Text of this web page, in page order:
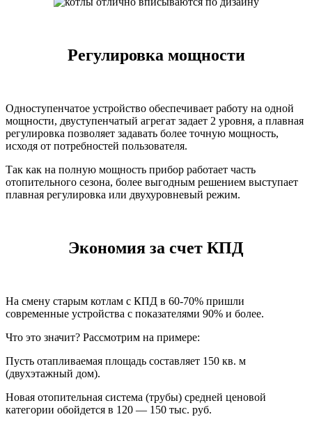
Регулировка мощности
Одноступенчатое устройство обеспечивает работу на одной
мощности, двуступенчатый агрегат задает 2 уровня, а плавная
регулировка позволяет задавать более точную мощность,
исходя от потребностей пользователя.
Так как на полную мощность прибор работает часть
отопительного сезона, более выгодным решением выступает
плавная регулировка или двухуровневый режим.
Экономия за счет КПД
На смену старым котлам с КПД в 60-70% пришли
современные устройства с показателями 90% и более.
Что это значит? Рассмотрим на примере:
Пусть отапливаемая площадь составляет 150 кв. м
(двухэтажный дом).
Новая отопительная система (трубы) средней ценовой
категории обойдется в 120 — 150 тыс. руб.